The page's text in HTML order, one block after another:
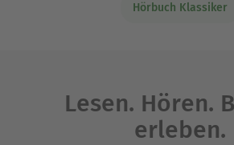
Hörbuch Klassiker
Lesen. Hören.
erleben.